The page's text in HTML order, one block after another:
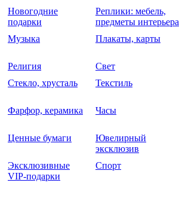
Новогодние
подарки
Реплики: мебель,
предметы интерьера
Музыка Плакаты, карты
Религия
Свет
Стекло, хрусталь
Текстиль
Фарфор, керамика
Часы
Ценные бумаги
Ювелирный
эксклюзив
Эксклюзивные
VIP-подарки
Спорт